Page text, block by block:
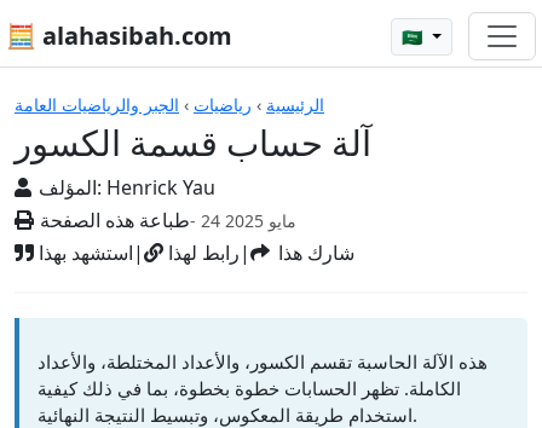
🧮 alahasibah.com 🇸🇦
الرئيسية › رياضيات › الجبر والرياضيات العامة
آلة حساب قسمة الكسور
المؤلف: Henrick Yau
طباعة هذه الصفحة
- 24 مايو 2025
استشهد بهذا| رابط لهذا| شارك هذا
الآلات الحاسبة
هذه الآلة الحاسبة تقسم الكسور، والأعداد المختلطة، والأعداد
الكاملة. تظهر الحسابات خطوة بخطوة، بما في ذلك كيفية
استخدام طريقة المعكوس، وتبسيط النتيجة النهائية.